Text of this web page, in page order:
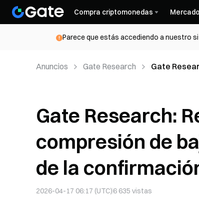
Compra criptomonedas
Parece que estás accediendo a nuestro
Anuncios Gate Research
Gate
Gate Research:
compresión de
de la
2026-04-17 06:17 (UTC)6 635 vistas